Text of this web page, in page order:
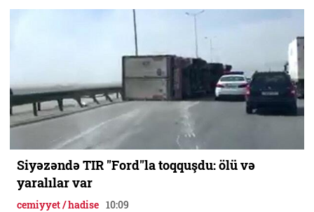
Siyəzəndə TIR "Ford"la toqquşdu: ölü və
yaralılar var
cemiyyet / hadise 10:09